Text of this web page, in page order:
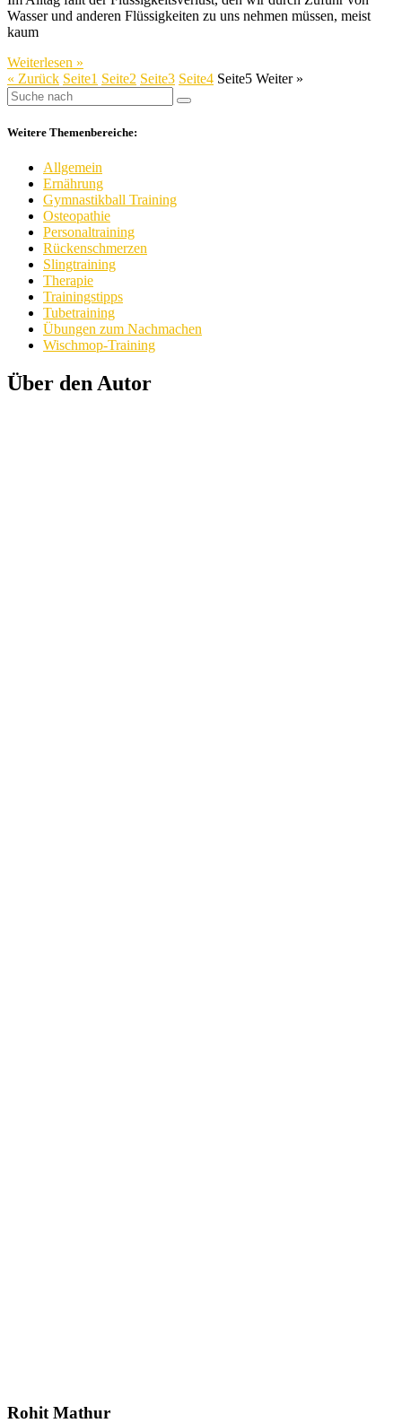
Wasser und anderen Flüssigkeiten zu uns nehmen müssen, meist
kaum
Weiterlesen »
« Zurück Seite1 Seite2 Seite3 Seite4 Seite5 Weiter »
Weitere Themenbereiche:
Allgemein
Ernährung
Gymnastikball Training
Osteopathie
Personaltraining
Rückenschmerzen
Slingtraining
Therapie
Trainingstipps
Tubetraining
Übungen zum Nachmachen
Wischmop-Training
Über den Autor
Rohit Mathur